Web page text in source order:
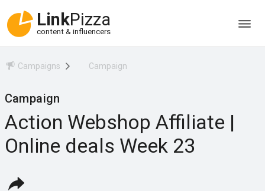
LinkPizza
content & influencers
Campaigns Campaign
Campaign
Action Webshop Affiliate |
Online deals Week 23